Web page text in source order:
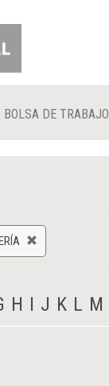
BOLSA DE TRABAJO
H I J K L M